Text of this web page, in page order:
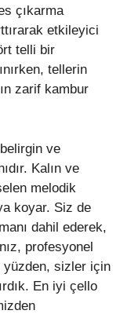
çıkarma
etkileyici
telli bir
tellerin
zarif kambur
ve
Kalın ve
melodik
koyar. Siz de
dahil ederek,
profesyonel
yüzden, sizler için
En iyi çello